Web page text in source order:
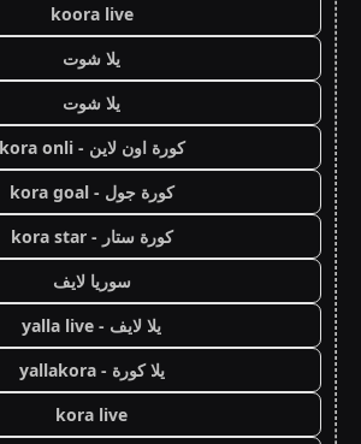
koora live
يلا شوت
يلا شوت
كورة اون لاين - kora onli
كورة جول - kora goal
كورة ستار - kora star
سوريا لايف
يلا لايف - yalla live
يلا كورة - yallakora
kora live